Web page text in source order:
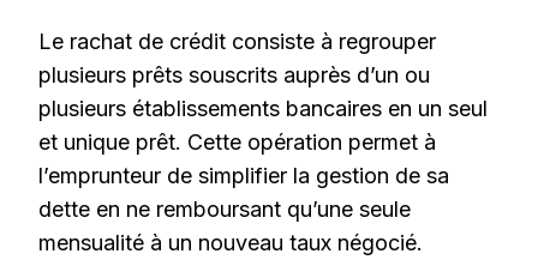
Le rachat de crédit consiste à regrouper
plusieurs prêts souscrits auprès d’un ou
plusieurs établissements bancaires en un seul
et unique prêt. Cette opération permet à
l’emprunteur de simplifier la gestion de sa
dette en ne remboursant qu’une seule
mensualité à un nouveau taux négocié.